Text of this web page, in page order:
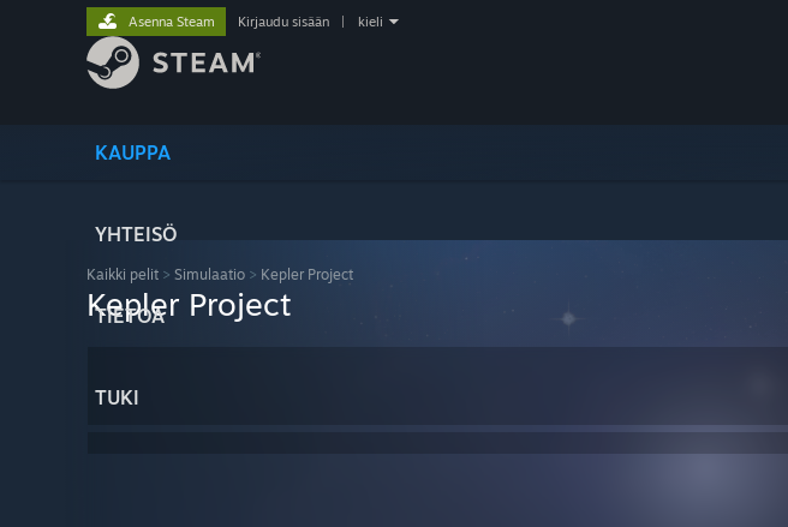
KAUPPA
YHTEISÖ
TIETOA
TUKI
Asenna Steam Kirjaudu sisään kieli
Kaikki pelit > Simulaatio > Kepler Project
Kepler Project